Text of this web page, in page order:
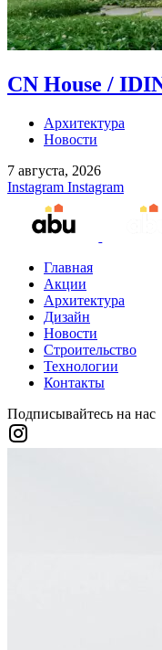
CN House /
Архитектура
Новости
7 августа, 2026
Instagram Instagram
Главная
Акции
Архитектура
Дизайн
Новости
Строительство
Технологии
Контакты
Подписывайтесь на нас